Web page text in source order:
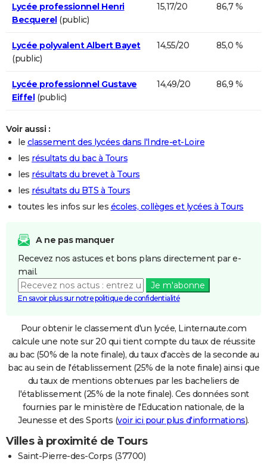
Lycée professionnel Henri
Becquerel(public)
15,17/20 86,7 %
Lycée polyvalent Albert Bayet
(public)
14,55/20 85,0 %
Lycée professionnel Gustave
Eiffel(public)
14,49/20 86,9 %
Voir aussi :
le classement des lycées dans l'Indre-et-Loire
les résultats du bac à Tours
les résultats du brevet à Tours
les résultats du BTS à Tours
toutes les infos sur les écoles, collèges et lycées à Tours
A ne pas manquer
Recevez nos astuces et bons plans directement par e-
mail.
Je m'abonne
En savoir plus sur notre politique de confidentialité
Pour obtenir le classement d'un lycée, Linternaute.com
calcule une note sur 20 qui tient compte du taux de réussite
au bac (50% de la note finale), du taux d'accès de la seconde au
bac au sein de l'établissement (25% de la note finale) ainsi que
du taux de mentions obtenues par les bacheliers de
l'établissement (25% de la note finale). Ces données sont
fournies par le ministère de l'Education nationale, de la
Jeunesse et des Sports (voir ici pour plus d'informations).
Villes à proximité de Tours
Saint-Pierre-des-Corps (37700)